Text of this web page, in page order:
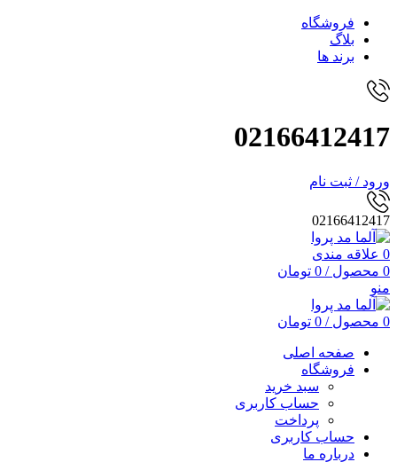
فروشگاه
بلاگ
برند ها
02166412417
ورود / ثبت نام
02166412417
0 علاقه مندی
0 محصول /
0 تومان
منو
0 محصول /
0 تومان
صفحه اصلی
فروشگاه
سبد خرید
حساب کاربری
پرداخت
حساب کاربری
درباره ما